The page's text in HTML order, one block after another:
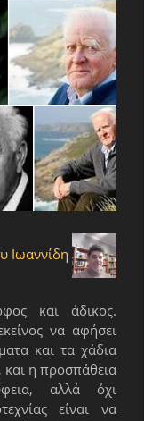
Ιωαννίδη
και άδικος.
να αφήσει
και τα χάδια
και η προσπάθεια
αλλά όχι
είναι να